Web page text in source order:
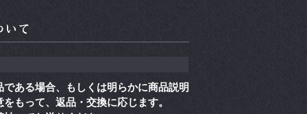
ある場合、もしくは明らかに商品説明
もって、返品・交換に応じます。